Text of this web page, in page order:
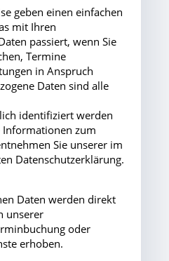
geben einen einfachen
mit Ihren
passiert, wenn Sie
Termine
in Anspruch
Daten sind alle
identifiziert werden
zum
Sie unserer im
Datenschutzerklärung.
Daten werden direkt
unserer
oder
erhoben.